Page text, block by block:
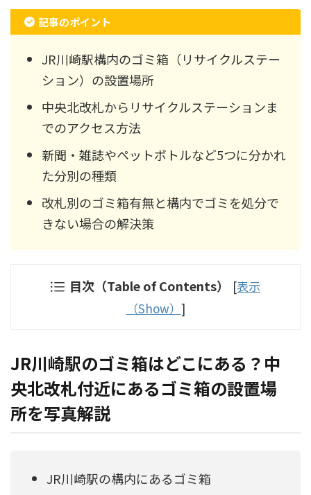
記事のポイント
JR川崎駅構内のゴミ箱（リサイクルステー
ション）の設置場所
中央北改札からリサイクルステーションま
でのアクセス方法
新聞・雑誌やペットボトルなど5つに分かれ
た分別の種類
改札別のゴミ箱有無と構内でゴミを処分で
きない場合の解決策
目次（Table of Contents） [表示
（Show） ]
JR川崎駅のゴミ箱はどこにある？中
央北改札付近にあるゴミ箱の設置場
所を写真解説
JR川崎駅の構内にあるゴミ箱